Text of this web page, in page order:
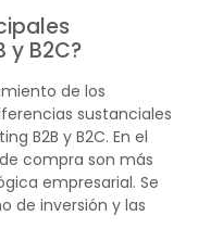
y B2C?
de los
sustanciales
B2B y B2C. En el
compra son más
empresarial. Se
de inversión y las